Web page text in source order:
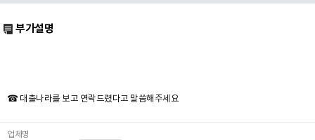
부가설명
☎ 대출나라를 보고 연락드렸다고 말씀해주세요
업체명